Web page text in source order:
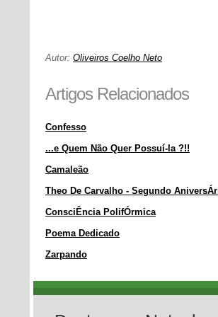
Autor: Oliveiros Coelho Neto
Artigos Relacionados
Confesso
...e Quem Não Quer Possuí-la ?!!
Camaleão
Theo De Carvalho - Segundo
ConsciÊncia PolifÓrmica
Poema Dedicado
Zarpando